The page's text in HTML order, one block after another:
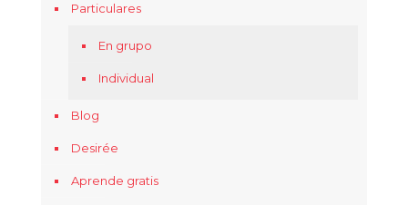
Particulares
En grupo
Individual
Blog
Desirée
Aprende gratis